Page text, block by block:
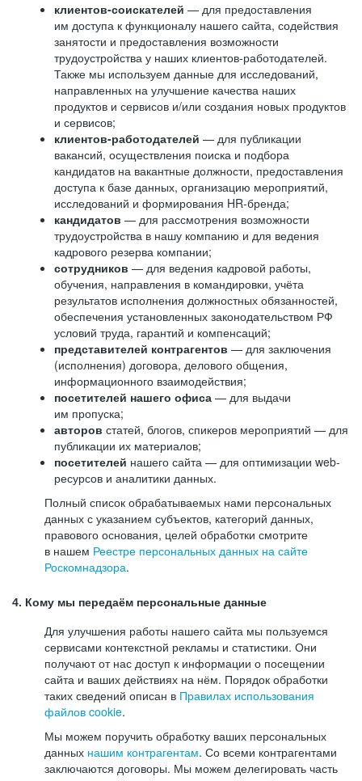
клиентов-соискателей — для предоставления
им доступа к функционалу нашего сайта, содействия
занятости и предоставления возможности
трудоустройства у наших клиентов-работодателей.
Также мы используем данные для исследований,
направленных на улучшение качества наших
продуктов и сервисов и/или создания новых продуктов
и сервисов;
клиентов-работодателей — для публикации
вакансий, осуществления поиска и подбора
кандидатов на вакантные должности, предоставления
доступа к базе данных, организацию мероприятий,
исследований и формирования HR-бренда;
кандидатов — для рассмотрения возможности
трудоустройства в нашу компанию и для ведения
кадрового резерва компании;
сотрудников — для ведения кадровой работы,
обучения, направления в командировки, учёта
результатов исполнения должностных обязанностей,
обеспечения установленных законодательством РФ
условий труда, гарантий и компенсаций;
представителей контрагентов — для заключения
(исполнения) договора, делового общения,
информационного взаимодействия;
посетителей нашего офиса — для выдачи
им пропуска;
авторов статей, блогов, спикеров мероприятий — для
публикации их материалов;
посетителей нашего сайта — для оптимизации web-
ресурсов и аналитики данных.
Полный список обрабатываемых нами персональных
данных с указанием субъектов, категорий данных,
правового основания, целей обработки смотрите
в нашем Реестре персональных данных на сайте
Роскомнадзора.
4. Кому мы передаём персональные данные
Для улучшения работы нашего сайта мы пользуемся
сервисами контекстной рекламы и статистики. Они
получают от нас доступ к информации о посещении
сайта и ваших действиях на нём. Порядок обработки
таких сведений описан в Правилах использования
файлов cookie.
Мы можем поручить обработку ваших персональных
данных нашим контрагентам. Со всеми контрагентами
заключаются договоры. Мы можем делегировать часть